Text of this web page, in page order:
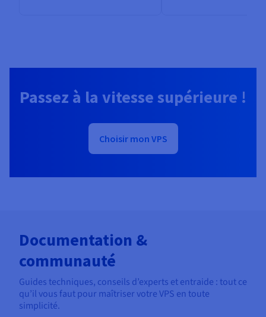
Passez à la vitesse supérieure !
Choisir mon VPS
Documentation &
communauté
Guides techniques, conseils d’experts et entraide : tout ce
qu’il vous faut pour maîtriser votre VPS en toute
simplicité.